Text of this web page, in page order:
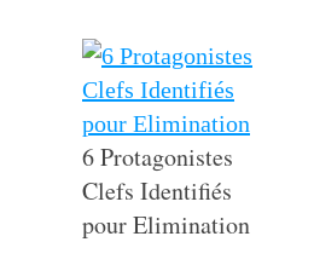
6 Protagonistes
Clefs Identifiés
pour Elimination